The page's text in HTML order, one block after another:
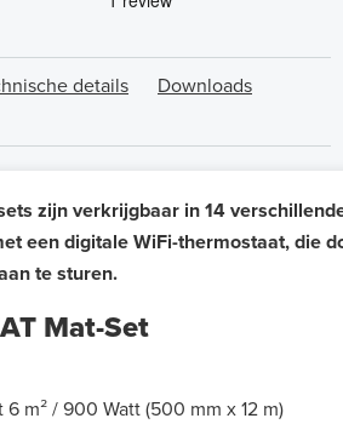
details
Downloads
zijn verkrijgbaar in 14
een digitale WiFi-thermostaat, die
te sturen.
Mat-Set
6 m² / 900 Watt (500 mm x 12 m)